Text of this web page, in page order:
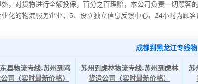
，对货物进行全额投保，百分之百理赔，本公司负责一切顾客
化的物流服务企业；5、设立独立信息反馈中心，24小时为顾
成都到黑龙江专线
县物流专线-苏州到鸡
司（实时最新价格）
苏州到虎林物流专线-苏州到虎林
货运公司（实时最新价格）
苏